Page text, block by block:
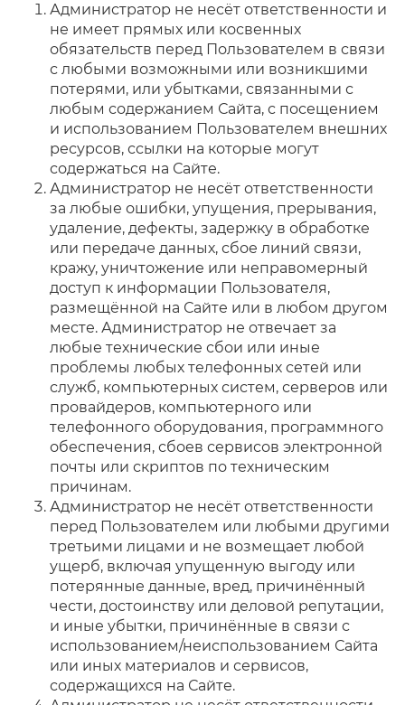
Администратор не несёт ответственности и
не имеет прямых или косвенных
обязательств перед Пользователем в связи
с любыми возможными или возникшими
потерями, или убытками, связанными с
любым содержанием Сайта, с посещением
и использованием Пользователем внешних
ресурсов, ссылки на которые могут
содержаться на Сайте.
Администратор не несёт ответственности
за любые ошибки, упущения, прерывания,
удаление, дефекты, задержку в обработке
или передаче данных, сбое линий связи,
кражу, уничтожение или неправомерный
доступ к информации Пользователя,
размещённой на Сайте или в любом другом
месте. Администратор не отвечает за
любые технические сбои или иные
проблемы любых телефонных сетей или
служб, компьютерных систем, серверов или
провайдеров, компьютерного или
телефонного оборудования, программного
обеспечения, сбоев сервисов электронной
почты или скриптов по техническим
причинам.
Администратор не несёт ответственности
перед Пользователем или любыми другими
третьими лицами и не возмещает любой
ущерб, включая упущенную выгоду или
потерянные данные, вред, причинённый
чести, достоинству или деловой репутации,
и иные убытки, причинённые в связи с
использованием/неиспользованием Сайта
или иных материалов и сервисов,
содержащихся на Сайте.